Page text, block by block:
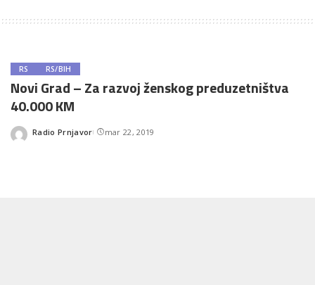
RS RS/BIH
Novi Grad – Za razvoj ženskog preduzetništva
40.000 KM
Posted
Radio Prnjavor mar 22, 2019